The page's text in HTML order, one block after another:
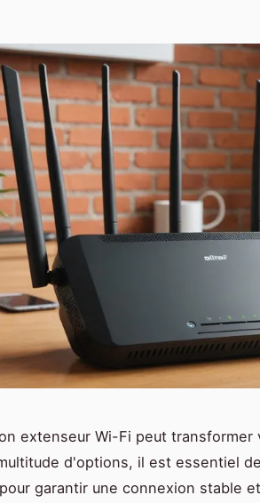
extenseur Wi-Fi peut
d'options, il est essentiel
garantir une connexion stable